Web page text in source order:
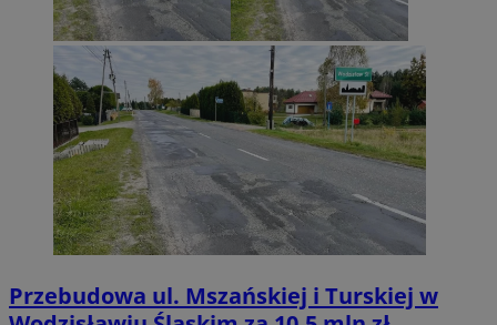
Przebudowa ul. Mszańskiej i Turskiej w